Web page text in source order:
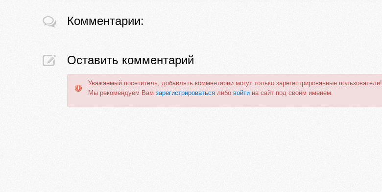
Комментарии:
Оставить комментарий
Уважаемый посетитель, добавлять комментарии могут только зарегестрированные пользователи!
Мы рекомендуем Вам зарегистрироваться либо войти на сайт под своим именем.